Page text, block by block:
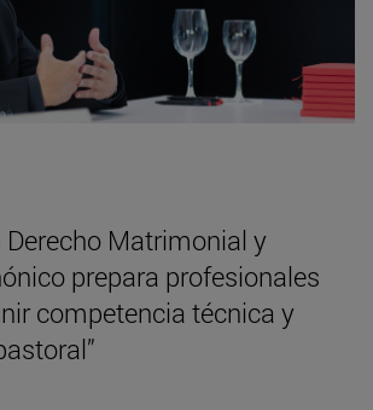
Derecho Matrimonial y
prepara profesionales
competencia técnica y